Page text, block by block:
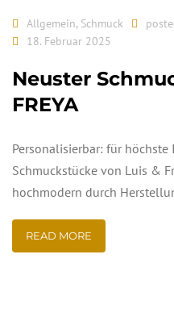
Allgemein, Schmuck
18. Februar 2025
Neuster
FREYA
Personalisierbar: für
Schmuckstücke von Luis &
hochmodern durch
READ MORE